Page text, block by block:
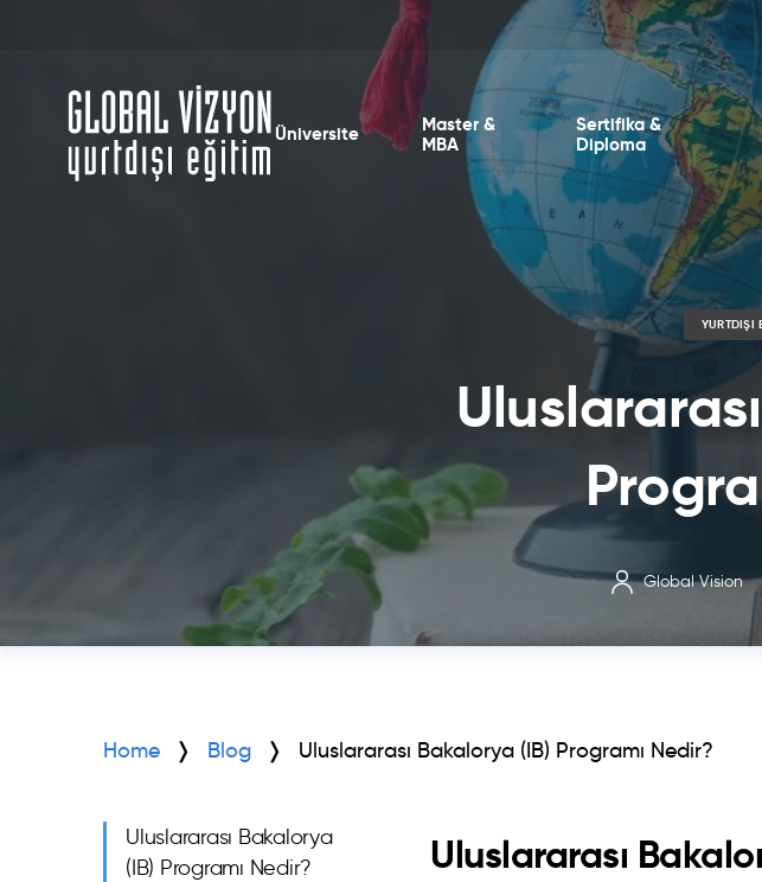
Üniversite
Master &
MBA
Sertifika &
Diploma
YURTDIŞI
Global Vision
Home Blog Uluslararası Bakalorya (IB) Programı Nedir?
Uluslararası Bakalorya
(IB) Programı Nedir?
Uluslararası